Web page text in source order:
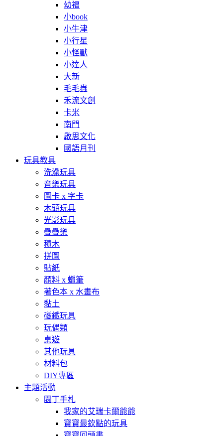
幼福
小book
小牛津
小行星
小怪獸
小達人
大新
毛毛蟲
禾流文創
卡米
南門
啟思文化
國語月刊
玩具教具
洗澡玩具
音樂玩具
圖卡 x 字卡
木頭玩具
光影玩具
疊疊樂
積木
拼圖
貼紙
顏料 x 蠟筆
著色本 x 水畫布
黏土
磁鐵玩具
玩偶類
桌遊
其他玩具
材料包
DIY專區
主題活動
園丁手札
我家的艾瑞卡爾爺爺
寶寶最欽點的玩具